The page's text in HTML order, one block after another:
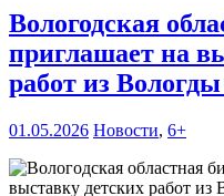
Вологодская
приглашает на
работ из
01.05.2026 Новости, 6+